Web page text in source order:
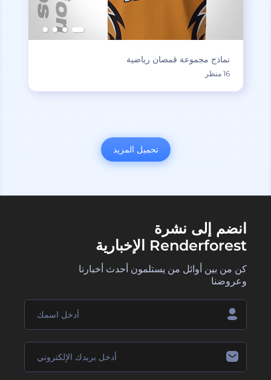
نماذج مجموعة قمصان رياضية
16 منظر
تحميل المزيد
انضم إلى نشرة
Renderforest الإخبارية
كن من بين أوائل من يستلمون أحدث أخبارنا
وعروضنا